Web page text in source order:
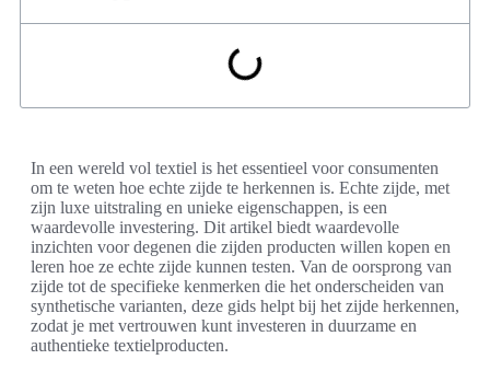
In een wereld vol textiel is het essentieel voor consumenten
om te weten hoe echte zijde te herkennen is. Echte zijde, met
zijn luxe uitstraling en unieke eigenschappen, is een
waardevolle investering. Dit artikel biedt waardevolle
inzichten voor degenen die zijden producten willen kopen en
leren hoe ze echte zijde kunnen testen. Van de oorsprong van
zijde tot de specifieke kenmerken die het onderscheiden van
synthetische varianten, deze gids helpt bij het zijde herkennen,
zodat je met vertrouwen kunt investeren in duurzame en
authentieke textielproducten.